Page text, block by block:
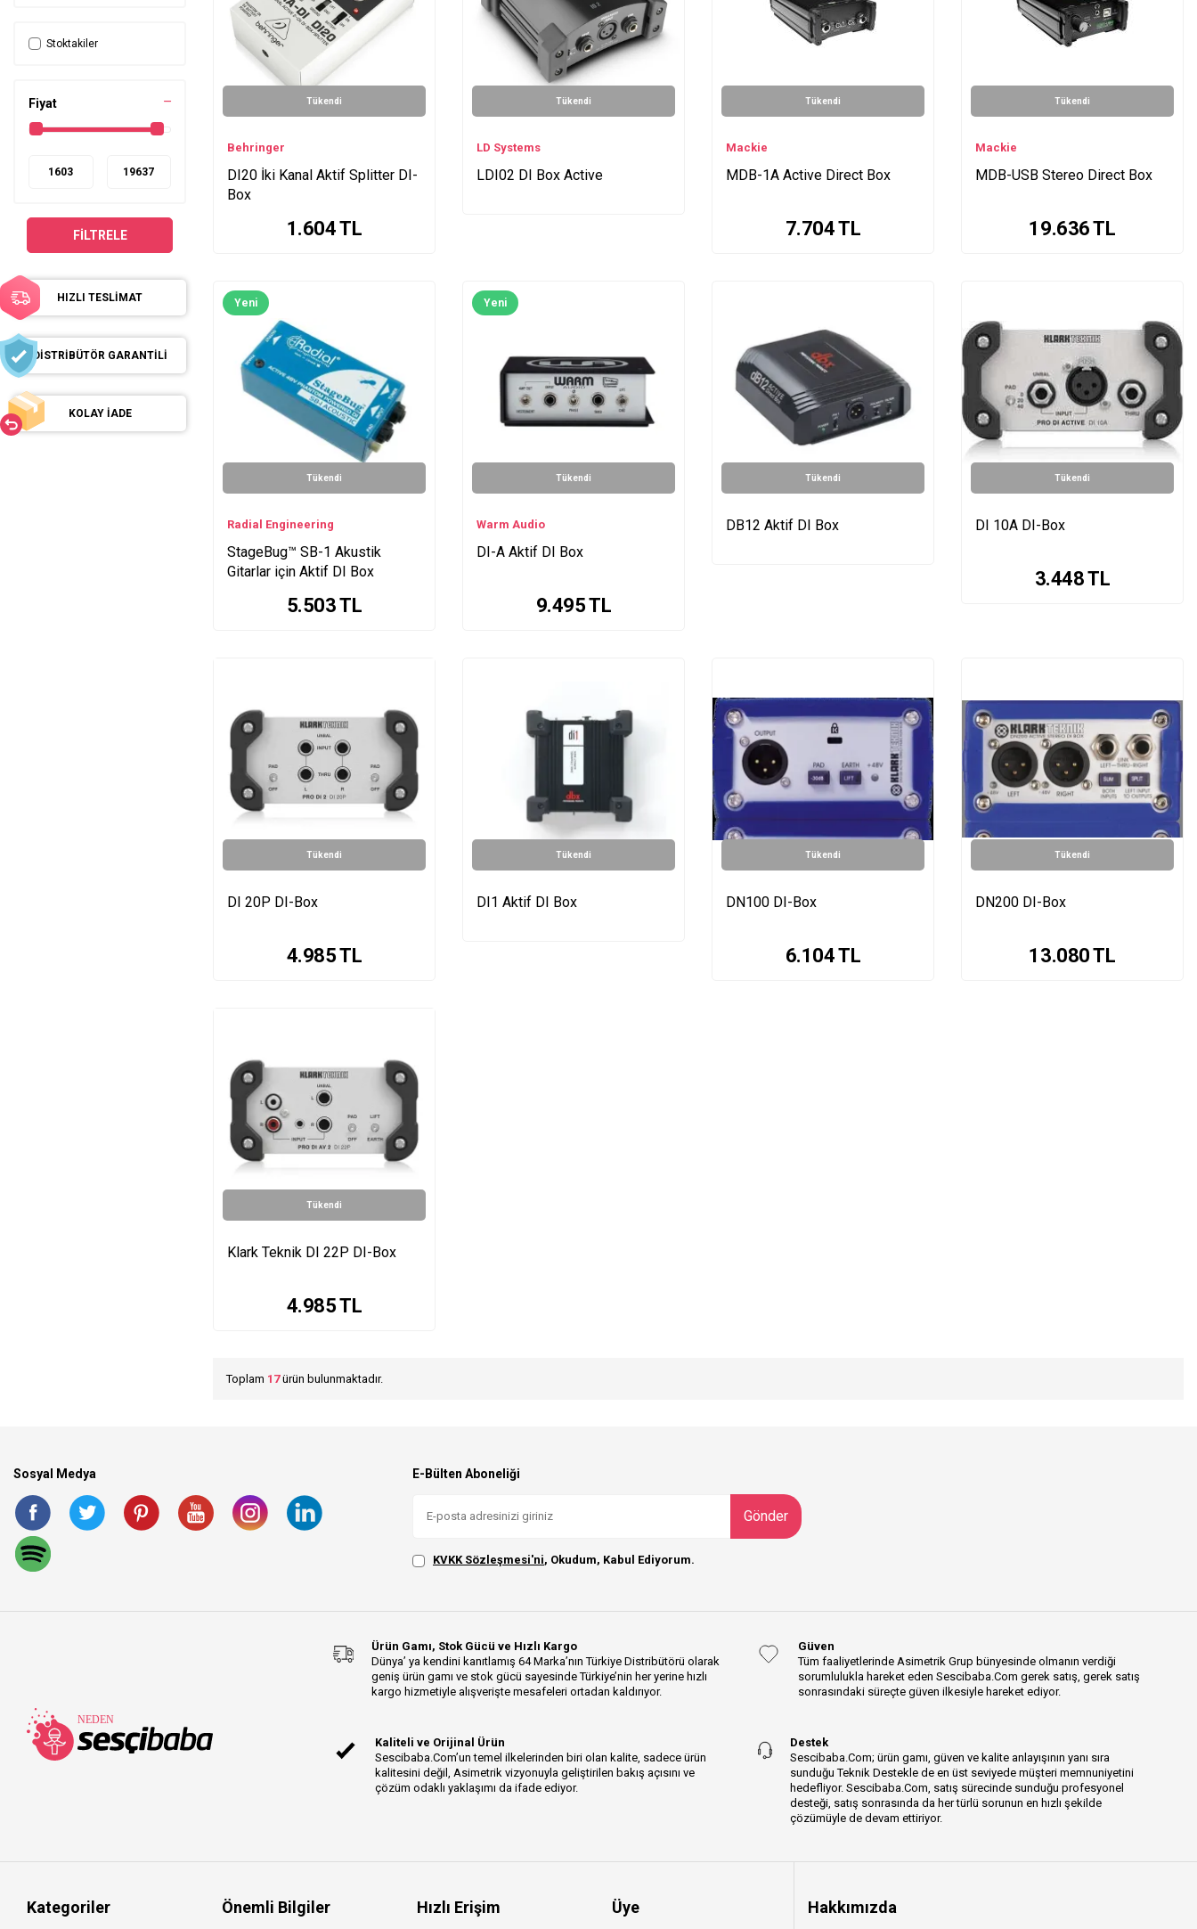
DI4800A Series
Stoktakiler
Fiyat
FILTRELE
HIZLI TESLİMAT
DİSTRİBÜTÖR GARANTİLİ
KOLAY İADE
Tükendi
Behringer
DI20 İki Kanal Aktif Splitter DI-
Box
1.604TL
Tükendi
LD Systems
LDI02 DI Box Active
Tükendi
Mackie
MDB-1A Active Direct Box
7.704TL
Tükendi
Mackie
MDB-USB Stereo Direct Box
19.636TL
Yeni
Tükendi
Radial Engineering
StageBug™ SB-1 Akustik
Gitarlar için Aktif DI Box
5.503TL
Yeni
Tükendi
Warm Audio
DI-A Aktif DI Box
9.495TL
Tükendi
DB12 Aktif DI Box
Tükendi
DI 10A DI-Box
3.448TL
Tükendi
DI 20P DI-Box
4.985TL
Tükendi
DI1 Aktif DI Box
Tükendi
DN100 DI-Box
6.104TL
Tükendi
DN200 DI-Box
13.080TL
Tükendi
Klark Teknik DI 22P DI-Box
4.985TL
Toplam 17ürün bulunmaktadır.
Sosyal Medya E-Bülten Aboneliği
Gönder
KVKK Sözleşmesi'ni, Okudum, Kabul Ediyorum.
Ürün Gamı, Stok Gücü ve Hızlı Kargo
Dünya’ ya kendini kanıtlamış 64 Marka’nın Türkiye Distribütörü olarak
geniş ürün gamı ve stok gücü sayesinde Türkiye’nin her yerine hızlı
kargo hizmetiyle alışverişte mesafeleri ortadan kaldırıyor.
Güven
Tüm faaliyetlerinde Asimetrik Grup bünyesinde olmanın verdiği
sorumlulukla hareket eden Sescibaba.Com gerek satış, gerek satış
sonrasındaki süreçte güven ilkesiyle hareket ediyor.
Kaliteli ve Orijinal Ürün
Sescibaba.Com’un temel ilkelerinden biri olan kalite, sadece ürün
kalitesini değil, Asimetrik vizyonuyla geliştirilen bakış açısını ve
çözüm odaklı yaklaşımı da ifade ediyor.
Destek
Sescibaba.Com; ürün gamı, güven ve kalite anlayışının yanı sıra
sunduğu Teknik Destekle de en üst seviyede müşteri memnuniyetini
hedefliyor. Sescibaba.Com, satış sürecinde sunduğu profesyonel
desteği, satış sonrasında da her türlü sorunun en hızlı şekilde
çözümüyle de devam ettiriyor.
Kategoriler Önemli Bilgiler Hızlı Erişim Üye Hakkımızda